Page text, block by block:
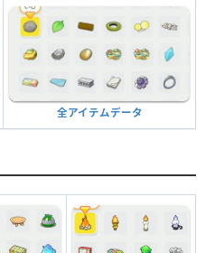
全アイテムデータ